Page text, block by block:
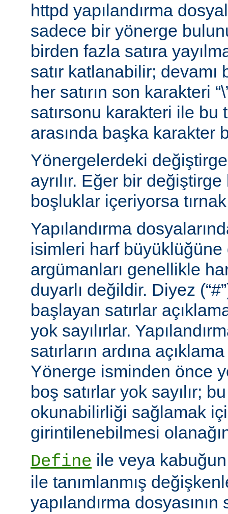
httpd yapılandırma
sadece bir yönerge
birden fazla satıra
satır katlanabilir; devamı
her satırın son karakteri
satırsonu karakteri ile bu
arasında başka karakter
Yönergelerdeki
ayrılır. Eğer bir
boşluklar içeriyorsa tırnak
Yapılandırma
isimleri harf büyüklüğüne
argümanları genellikle
duyarlı değildir. Diyez
başlayan satırlar
yok sayılırlar.
satırların ardına
Yönerge isminden önce
boş satırlar yok sayılır;
okunabilirliği sağlamak
girintilenebilmesi
Define ile veya
ile tanımlanmış
yapılandırma dosyasının